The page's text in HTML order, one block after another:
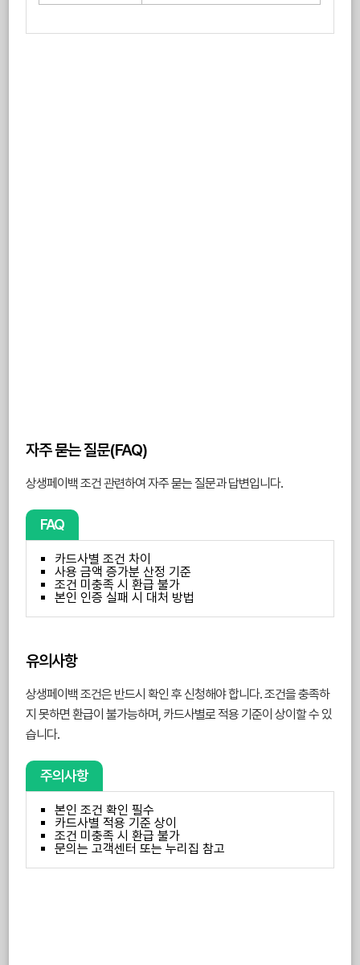
자주 묻는 질문(FAQ)
상생페이백 조건 관련하여 자주 묻는 질문과 답변입니다.
FAQ
카드사별 조건 차이
사용 금액 증가분 산정 기준
조건 미충족 시 환급 불가
본인 인증 실패 시 대처 방법
유의사항
상생페이백 조건은 반드시 확인 후 신청해야 합니다. 조건을 충족하
지 못하면 환급이 불가능하며, 카드사별로 적용 기준이 상이할 수 있
습니다.
주의사항
본인 조건 확인 필수
카드사별 적용 기준 상이
조건 미충족 시 환급 불가
문의는 고객센터 또는 누리집 참고